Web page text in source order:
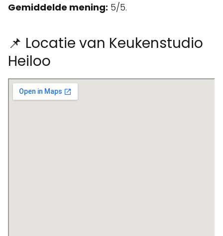
Gemiddelde mening: 5/5.
📌 Locatie van Keukenstudio
Heiloo